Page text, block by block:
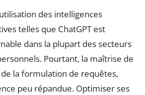
des intelligences
telles que ChatGPT est
dans la plupart des secteurs
Pourtant, la maîtrise de
la formulation de requêtes,
peu répandue. Optimiser ses